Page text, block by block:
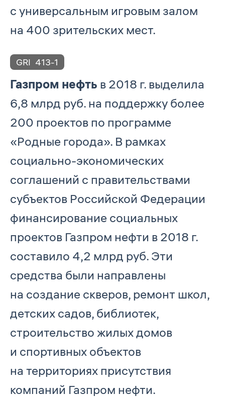
с универсальным игровым залом
на 400 зрительских мест.
GRI 413-1
Газпром нефть в 2018 г. выделила
6,8 млрд руб. на поддержку более
200 проектов по программе
«Родные города». В рамках
социально-экономических
соглашений с правительствами
субъектов Российской Федерации
финансирование социальных
проектов Газпром нефти в 2018 г.
составило 4,2 млрд руб. Эти
средства были направлены
на создание скверов, ремонт школ,
детских садов, библиотек,
строительство жилых домов
и спортивных объектов
на территориях присутствия
компаний Газпром нефти.